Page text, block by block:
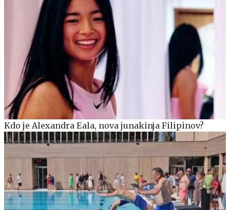
Kdo je Alexandra Eala, nova junakinja Filipinov?